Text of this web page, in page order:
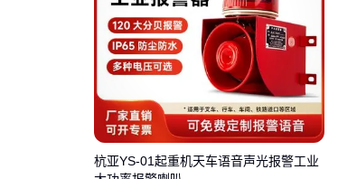
杭亚YS-01起重机天车语音声光报警工业